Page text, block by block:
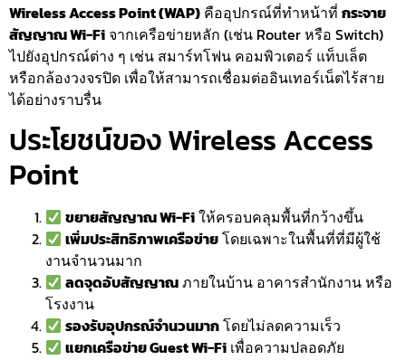
Wireless Access Point (WAP) คืออุปกรณ์ที่ทำหน้าที่ กระจาย
สัญญาณ Wi-Fi จากเครือข่ายหลัก (เช่น Router หรือ Switch)
ไปยังอุปกรณ์ต่าง ๆ เช่น สมาร์ทโฟน คอมพิวเตอร์ แท็บเล็ต
หรือกล้องวงจรปิด เพื่อให้สามารถเชื่อมต่ออินเทอร์เน็ตไร้สาย
ได้อย่างราบรื่น
ประโยชน์ของ Wireless Access
Point
ขยายสัญญาณ Wi-Fiให้ครอบคลุมพื้นที่กว้างขึ้น
เพิ่มประสิทธิภาพเครือข่ายโดยเฉพาะในพื้นที่ที่มีผู้ใช้
งานจำนวนมาก
ลดจุดอับสัญญาณภายในบ้าน อาคารสำนักงาน หรือ
โรงงาน
รองรับอุปกรณ์จำนวนมากโดยไม่ลดความเร็ว
แยกเครือข่าย Guest Wi-Fi เพื่อความปลอดภัย